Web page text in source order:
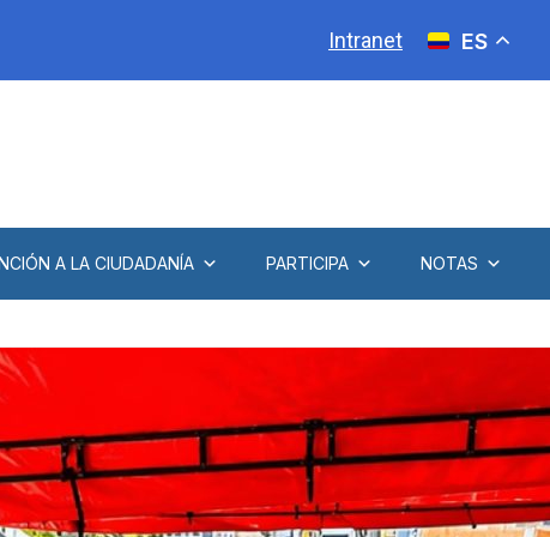
Intranet ES
A LA CIUDADANÍA PARTICIPA NOTAS